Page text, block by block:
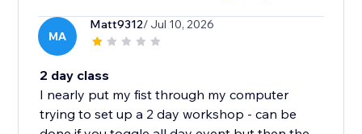
MA
Matt9312/ Jul 10, 2026
2 day class
I nearly put my fist through my computer
trying to set up a 2 day workshop - can be